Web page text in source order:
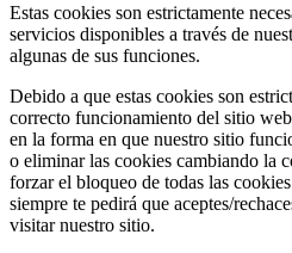
Estas cookies son estrictamente
servicios disponibles a través de
algunas de sus funciones.
Debido a que estas cookies son
correcto funcionamiento del sitio
en la forma en que nuestro sitio
o eliminar las cookies cambiando la
forzar el bloqueo de todas las
siempre te pedirá que aceptes/
visitar nuestro sitio.